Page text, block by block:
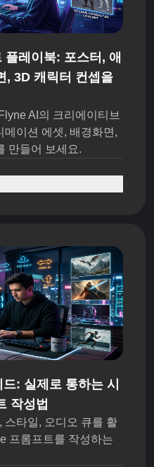
레이북: 포스터, 애
, 3D 캐릭터 컨셉을
AI의 크리에이티브
메이션 에셋, 배경화면,
만들어 보세요.
: 실제로 통하는 시
작성법
스타일, 오디오 큐를 활
프롬프트를 작성하는